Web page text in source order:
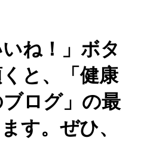
ね！」ボタ
と、「健康
ログ」の最
す。ぜひ、